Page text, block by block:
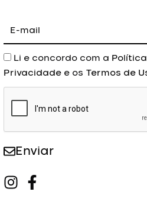
mail
Aceite
Li e concordo com a
Privacidade e os Termos de
Enviar